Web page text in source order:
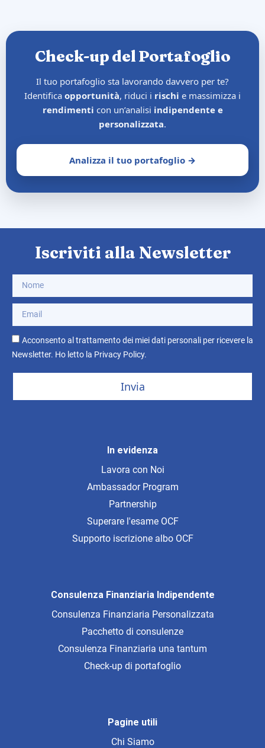
Check-up del Portafoglio
Il tuo portafoglio sta lavorando davvero per te?
Identifica opportunità, riduci i rischi e massimizza i
rendimenti con un’analisi indipendente e
personalizzata.
Analizza il tuo portafoglio →
Pagine utili
Chi Siamo
Consulenza Finanziaria Indipendente
Consulenza Finanziaria Personalizzata
Pacchetto di consulenze
Consulenza Finanziaria una tantum
Check-up di portafoglio
In evidenza
Lavora con Noi
Ambassador Program
Partnership
Superare l'esame OCF
Supporto iscrizione albo OCF
Iscriviti alla Newsletter
Acconsento al trattamento dei miei dati personali per ricevere la
Newsletter. Ho letto la Privacy Policy.
Invia